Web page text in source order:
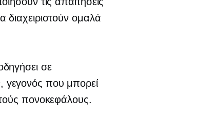
ομαλά
σε
γεγονός που μπορεί
πονοκεφάλους.